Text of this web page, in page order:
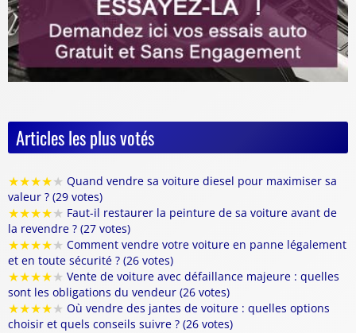
Articles les plus votés
★★★★★ Quand vendre sa voiture diesel pour maximiser sa
valeur ? (29 votes)
★★★★★ Faut-il restaurer la peinture de sa voiture avant de
la revendre ? (27 votes)
★★★★★ Comment vendre votre voiture en panne légalement
et en toute sécurité ? (26 votes)
★★★★★ Vente de voiture avec défaillance majeure : quelles
sont les obligations du vendeur (26 votes)
★★★★★ Où vendre des jantes de voiture : quelles options
choisir et quels conseils suivre ? (26 votes)